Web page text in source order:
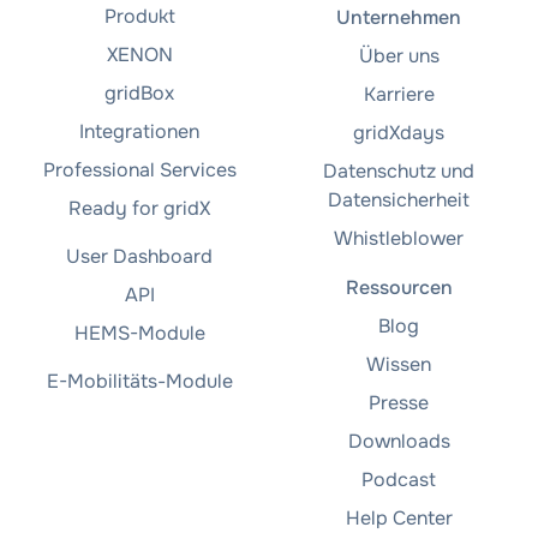
Produkt
XENON
gridBox
Integrationen
Professional Services
Ready for gridX
User Dashboard
API
HEMS-Module
E-Mobilitäts-Module
Unternehmen
Über uns
Karriere
gridXdays
Datenschutz und
Datensicherheit
Whistleblower
Ressourcen
Blog
Wissen
Presse
Downloads
Podcast
Help Center